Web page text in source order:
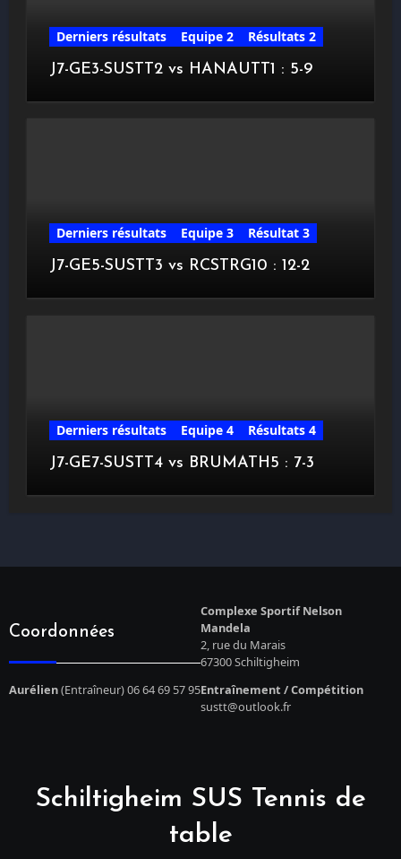
Derniers résultats Equipe 2
Résultats 2
J7-GE3-SUSTT2 vs HANAUTT1 : 5-9
Derniers résultats Equipe 3
Résultat 3
J7-GE5-SUSTT3 vs RCSTRG10 : 12-2
Derniers résultats Equipe 4
Résultats 4
J7-GE7-SUSTT4 vs BRUMATH5 : 7-3
Coordonnées
Complexe Sportif Nelson
Mandela
2, rue du Marais
67300 Schiltigheim
Aurélien(Entraîneur) 06 64 69 57 95Entraînement / Compétition
sustt@outlook.fr
Schiltigheim SUS Tennis de
table